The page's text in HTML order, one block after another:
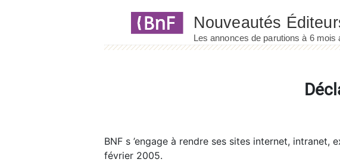
BNF s ’engage à rendre ses sites internet,
février 2005.